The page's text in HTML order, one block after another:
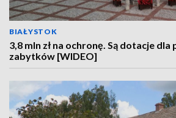
BIAŁYSTOK
3,8 mln zł na ochronę. Są dotacje dla
zabytków [WIDEO]